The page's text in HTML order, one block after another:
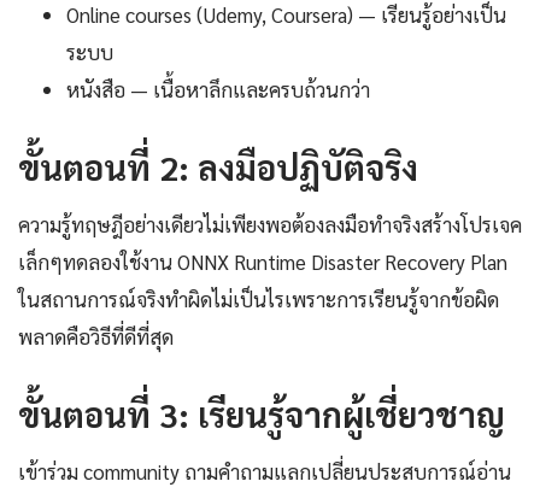
Online courses (Udemy, Coursera) — เรียนรู้อย่างเป็น
ระบบ
หนังสือ — เนื้อหาลึกและครบถ้วนกว่า
ขั้นตอนที่ 2: ลงมือปฏิบัติจริง
ความรู้ทฤษฎีอย่างเดียวไม่เพียงพอต้องลงมือทำจริงสร้างโปรเจค
เล็กๆทดลองใช้งาน ONNX Runtime Disaster Recovery Plan
ในสถานการณ์จริงทำผิดไม่เป็นไรเพราะการเรียนรู้จากข้อผิด
พลาดคือวิธีที่ดีที่สุด
ขั้นตอนที่ 3: เรียนรู้จากผู้เชี่ยวชาญ
เข้าร่วม community ถามคำถามแลกเปลี่ยนประสบการณ์อ่าน